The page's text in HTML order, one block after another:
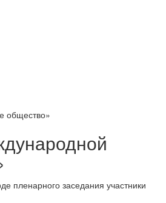
общество»
пленарного заседания участники